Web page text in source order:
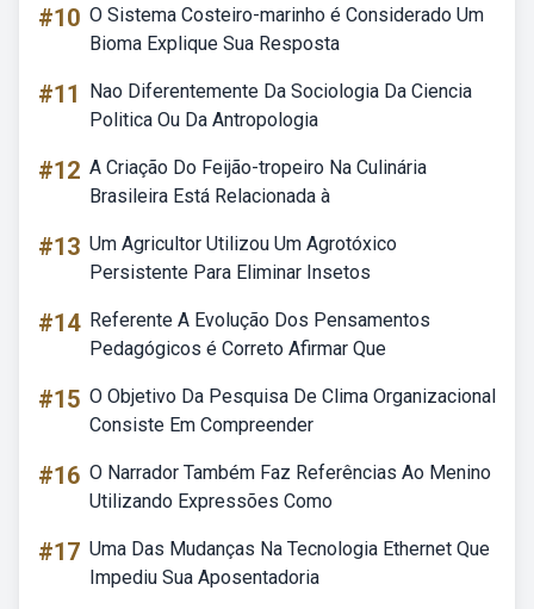
#10 O Sistema Costeiro-marinho é Considerado Um
Bioma Explique Sua Resposta
#11
Nao Diferentemente Da Sociologia Da Ciencia
Politica Ou Da Antropologia
#12 A Criação Do Feijão-tropeiro Na Culinária
Brasileira Está Relacionada à
#13 Um Agricultor Utilizou Um Agrotóxico
Persistente Para Eliminar Insetos
#14 Referente A Evolução Dos Pensamentos
Pedagógicos é Correto Afirmar Que
#15 O Objetivo Da Pesquisa De Clima Organizacional
Consiste Em Compreender
#16 O Narrador Também Faz Referências Ao Menino
Utilizando Expressões Como
#17 Uma Das Mudanças Na Tecnologia Ethernet Que
Impediu Sua Aposentadoria